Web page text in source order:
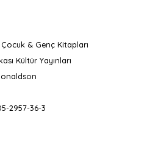
Çocuk & Genç Kitapları
Kültür Yayınları
2957-36-3